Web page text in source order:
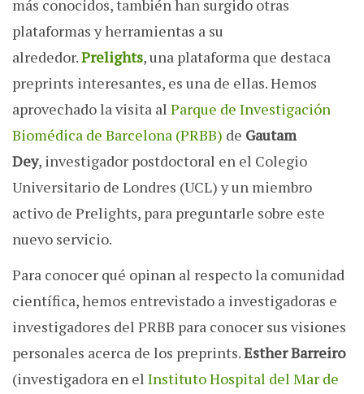
más conocidos, también han surgido otras
plataformas y herramientas a su
alrededor.Prelights, una plataforma que destaca
preprints interesantes, es una de ellas. Hemos
aprovechado la visita al Parque de Investigación
Biomédica de Barcelona (PRBB) de Gautam
Dey, investigador postdoctoral en el Colegio
Universitario de Londres (UCL) y un miembro
activo de Prelights, para preguntarle sobre este
nuevo servicio.
Para conocer qué opinan al respecto la comunidad
científica, hemos entrevistado a investigadoras e
investigadores del PRBB para conocer sus visiones
personales acerca de los preprints.Esther Barreiro
(investigadora en el Instituto Hospital del Mar de